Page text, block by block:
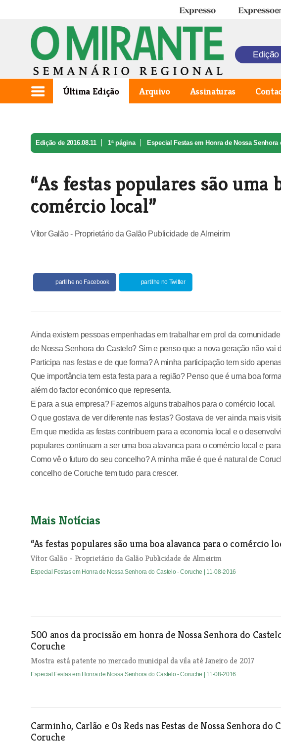
Expresso Expresso
Última Edição Arquivo Assinaturas
Edição de 2016.08.11 1ª página Especial Festas em Honra de Nossa Senhora
“As festas populares são uma
comércio local”
Vítor Galão - Proprietário da Galão Publicidade de Almeirim
partilhe no Facebook partilhe no Twitter
Ainda existem pessoas empenhadas em trabalhar em prol da
de Nossa Senhora do Castelo? Sim e penso que a nova geração não vai
Participa nas festas e de que forma? A minha participação tem sido
Que importância tem esta festa para a região? Penso que é uma boa
além do factor económico que representa.
E para a sua empresa? Fazemos alguns trabalhos para o comércio local.
O que gostava de ver diferente nas festas? Gostava de ver ainda mais
Em que medida as festas contribuem para a economia local e o
populares continuam a ser uma boa alavanca para o comércio local e
Como vê o futuro do seu concelho? A minha mãe é que é natural de
concelho de Coruche tem tudo para crescer.
Mais Notícias
“As festas populares são uma boa alavanca para o comércio
Vítor Galão - Proprietário da Galão Publicidade de Almeirim
Especial Festas em Honra de Nossa Senhora do Castelo - Coruche | 11-08-2016
500 anos da procissão em honra de Nossa Senhora do
Coruche
Mostra está patente no mercado municipal da vila até Janeiro de 2017
Especial Festas em Honra de Nossa Senhora do Castelo - Coruche | 11-08-2016
Carminho, Carlão e Os Reds nas Festas de Nossa Senhora do
Coruche